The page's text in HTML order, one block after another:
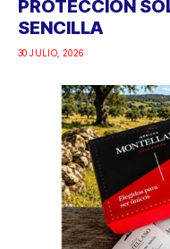
PROTECCIÓN
SENCILLA
30 JULIO, 2026